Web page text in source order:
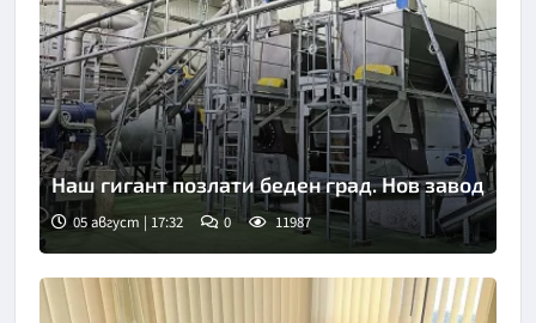
Наш гигант позлати беден град. Нов завод
05 август | 17:32 0 11987